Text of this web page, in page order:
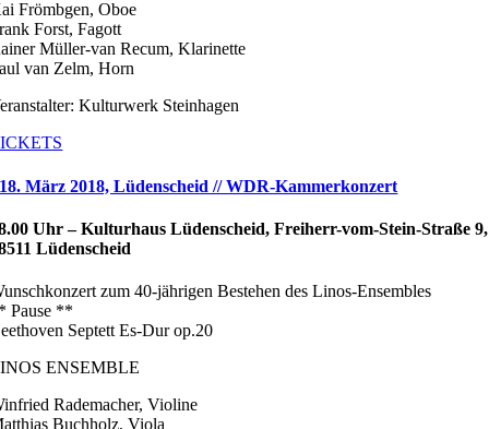
Frömbgen, Oboe
Forst, Fagott
Müller-van Recum, Klarinette
van Zelm, Horn
Kulturwerk Steinhagen
18. März 2018, Lüdenscheid // WDR-Kammerkonzert
Uhr – Kulturhaus Lüdenscheid, Freiherr-vom-Stein-Straße 9,
Lüdenscheid
zum 40-jährigen Bestehen des Linos-Ensembles
Pause **
Septett Es-Dur op.20
ENSEMBLE
Rademacher, Violine
Buchholz, Viola